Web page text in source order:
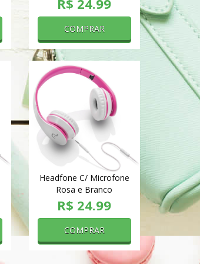
COMPRAR
Headfone C/ Microfone
Rosa e Branco
R$ 24.99
COMPRAR